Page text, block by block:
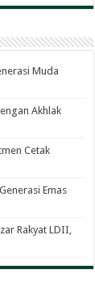
Muda
Akhlak
Cetak
Emas
Rakyat LDII,